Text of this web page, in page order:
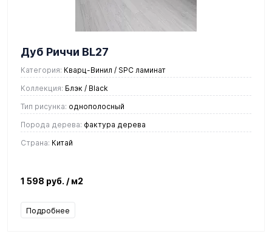
Дуб Риччи BL27
Категория: Кварц-Винил / SPC ламинат
Коллекция: Блэк / Black
Тип рисунка: однополосный
Порода дерева: фактура дерева
Страна: Китай
1 598 руб. / м2
Подробнее